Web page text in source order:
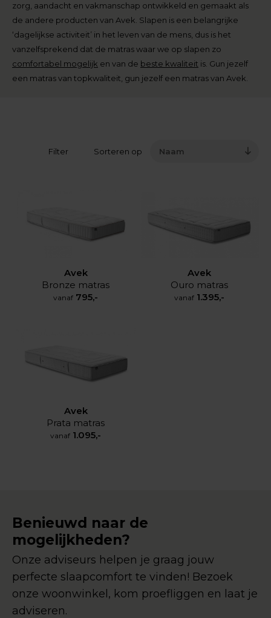
zorg, aandacht en vakmanschap ontwikkeld en gemaakt als
de andere producten van Avek. Slapen is een belangrijke
‘dagelijkse activiteit’ in het leven van de mens, dus is het
vanzelfsprekend dat de matras waar we op slapen zo
comfortabel mogelijk en van de beste kwaliteit is. Gun jezelf
een matras van topkwaliteit, gun jezelf een matras van Avek.
Filter Sorteren op Naam
Avek
Bronze matras
vanaf 795,-
Avek
Ouro matras
vanaf 1.395,-
Avek
Prata matras
vanaf 1.095,-
Benieuwd naar de
mogelijkheden?
Onze adviseurs helpen je graag jouw
perfecte slaapcomfort te vinden! Bezoek
onze woonwinkel, kom proefliggen en laat je
adviseren.